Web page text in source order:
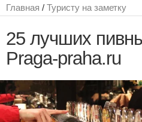
Главная / Туристу на заметку
25 лучших
Praga-praha.ru